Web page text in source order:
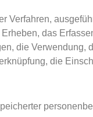
Verfahren,
das
die
die